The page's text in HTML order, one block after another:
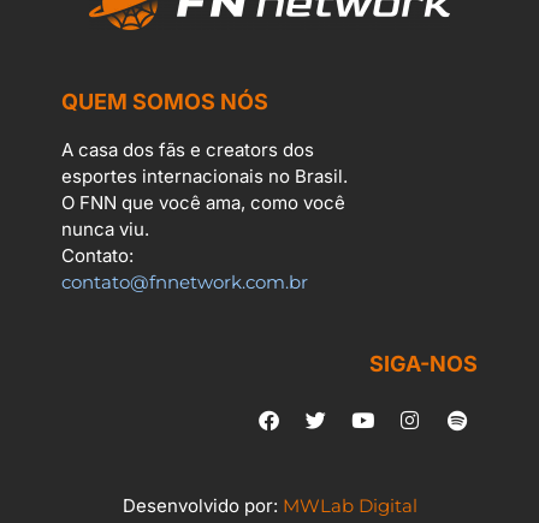
QUEM SOMOS NÓS
A casa dos fãs e creators dos
esportes internacionais no Brasil.
O FNN que você ama, como você
nunca viu.
Contato:
contato@fnnetwork.com.br
SIGA-NOS
Desenvolvido por: MWLab Digital